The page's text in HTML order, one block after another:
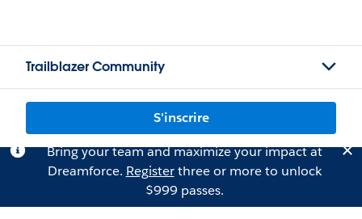
Trailblazer Community
S'inscrire
Bring your team and maximize your impact at
Dreamforce. Registerthree or more to unlock
$999 passes.